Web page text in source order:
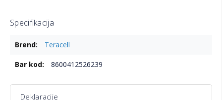
Tanak dizajn
materijala za dugotrajnu zaštitu.
Kompatibilna isključivo sa Samsung S731B Galaxy S25
Specifikacija
informacija Teracell
8600412526239
Deklaracije